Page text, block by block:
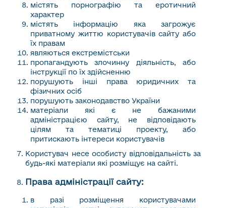
містять порнографію та еротичний
характер
містять інформацію яка загрожує
приватному життю користувачів сайту або
їх правам
являються екстремістськи
пропагандують злочинну діяльність, або
інструкції по їх здійсненню
порушують інші права юридичних та
фізичних осіб
порушують законодавство України
матеріали які є не бажаними
адміністрацією сайту, не відповідають
цілям та тематиці проекту, або
притискають інтереси користувачів
Користувач несе особисту відповідальність за
будь-які матеріали які розміщує на сайті.
Права адміністрації сайту:
в разі розміщення користувачами